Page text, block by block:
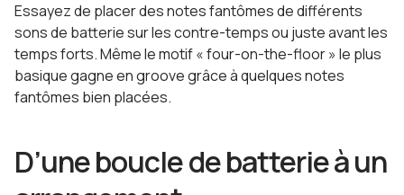
Essayez de placer des notes fantômes de différents
sons de batterie sur les contre-temps ou juste avant les
temps forts. Même le motif « four-on-the-floor » le plus
basique gagne en groove grâce à quelques notes
fantômes bien placées.
D’une boucle de batterie à un